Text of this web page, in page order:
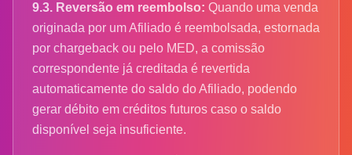
9.3. Reversão em reembolso: Quando uma venda
originada por um Afiliado é reembolsada, estornada
por chargeback ou pelo MED, a comissão
correspondente já creditada é revertida
automaticamente do saldo do Afiliado, podendo
gerar débito em créditos futuros caso o saldo
disponível seja insuficiente.